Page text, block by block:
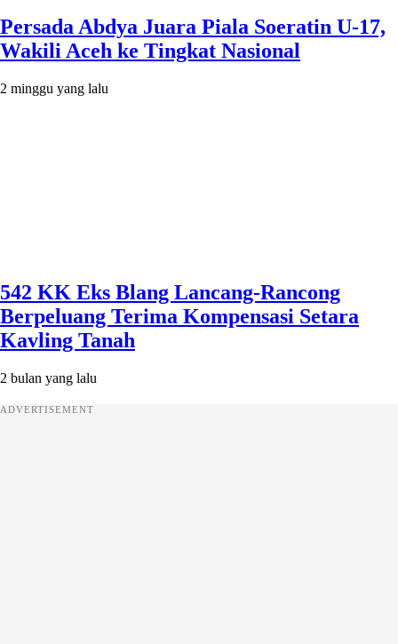
Persada Abdya Juara Piala Soeratin U-17,
Wakili Aceh ke Tingkat Nasional
2 minggu yang lalu
542 KK Eks Blang Lancang-Rancong
Berpeluang Terima Kompensasi Setara
Kavling Tanah
2 bulan yang lalu
ADVERTISEMENT